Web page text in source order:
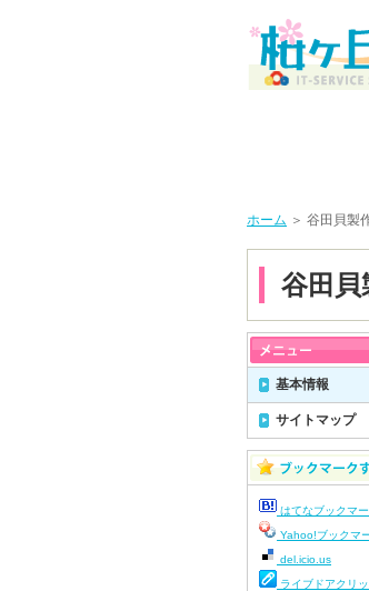
ホーム ＞ 谷田貝製
谷田貝
基本情報
サイトマップ
はてなブックマ
Yahoo!ブックマ
del.icio.us
ライブドアクリ